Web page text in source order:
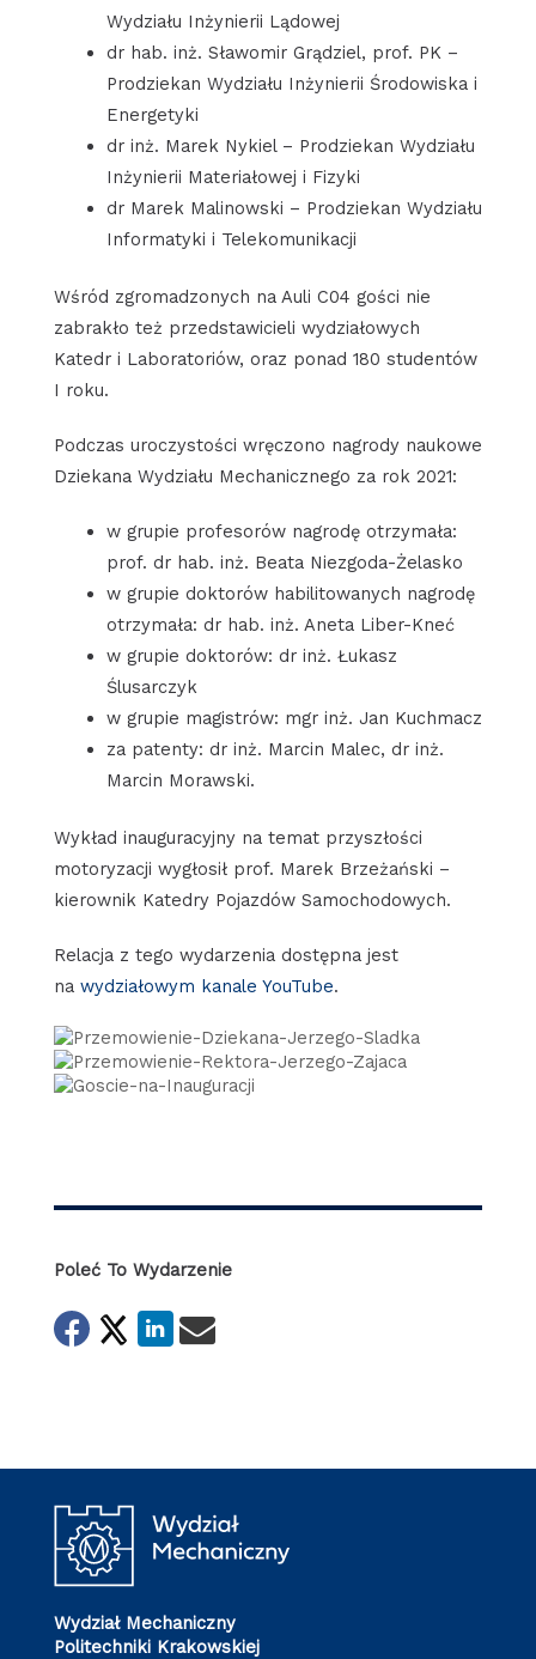
Wydziału Inżynierii Lądowej
dr hab. inż. Sławomir Grądziel, prof. PK –
Prodziekan Wydziału Inżynierii Środowiska i
Energetyki
dr inż. Marek Nykiel – Prodziekan Wydziału
Inżynierii Materiałowej i Fizyki
dr Marek Malinowski – Prodziekan Wydziału
Informatyki i Telekomunikacji
Wśród zgromadzonych na Auli C04 gości nie
zabrakło też przedstawicieli wydziałowych
Katedr i Laboratoriów, oraz ponad 180 studentów
I roku.
Podczas uroczystości wręczono nagrody naukowe
Dziekana Wydziału Mechanicznego za rok 2021:
w grupie profesorów nagrodę otrzymała:
prof. dr hab. inż. Beata Niezgoda-Żelasko
w grupie doktorów habilitowanych nagrodę
otrzymała: dr hab. inż. Aneta Liber-Kneć
w grupie doktorów: dr inż. Łukasz
Ślusarczyk
w grupie magistrów: mgr inż. Jan Kuchmacz
za patenty: dr inż. Marcin Malec, dr inż.
Marcin Morawski.
Wykład inauguracyjny na temat przyszłości
motoryzacji wygłosił prof. Marek Brzeżański –
kierownik Katedry Pojazdów Samochodowych.
Relacja z tego wydarzenia dostępna jest
na wydziałowym kanale YouTube.
Poleć To Wydarzenie
Wydział Mechaniczny
Politechniki Krakowskiej